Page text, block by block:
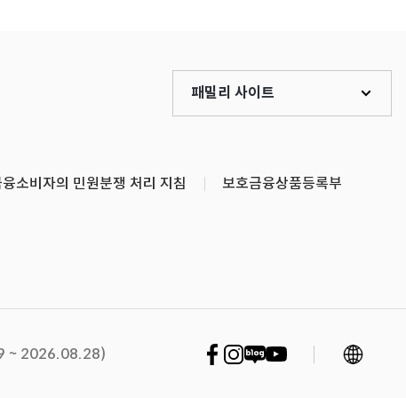
융소비자의 민원분쟁 처리 지침 보호금융상품등록부
패밀리 사이트
~ 2026.08.28) 페이스북 바로가기
인스타그램 바로가기
네이버블로그 바로가기
유튜브 바로가기언어 변경